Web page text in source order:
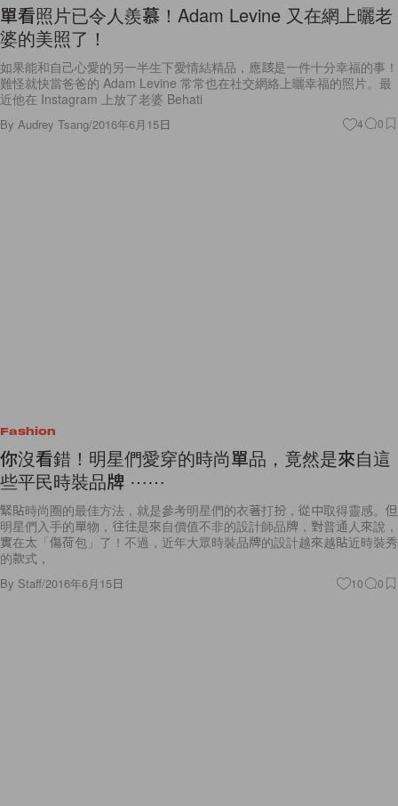
單看照片已令人羨慕！Adam Levine 又在網上曬老
婆的美照了！
如果能和自己心愛的另一半生下愛情結精品，應該是一件十分幸福的事！
難怪就快當爸爸的 Adam Levine 常常也在社交網絡上曬幸福的照片。最
近他在 Instagram 上放了老婆 Behati
By Audrey Tsang/2016年6月15日 4 0
Fashion
你沒看錯！明星們愛穿的時尚單品，竟然是來自這
些平民時裝品牌 ⋯⋯
緊貼時尚圈的最佳方法，就是參考明星們的衣著打扮，從中取得靈感。但
明星們入手的單物，往往是來自價值不非的設計師品牌，對普通人來說，
實在太「傷荷包」了！不過，近年大眾時裝品牌的設計越來越貼近時裝秀
的款式，
By Staff/2016年6月15日 10 0